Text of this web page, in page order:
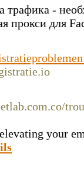
-
прокси для
your